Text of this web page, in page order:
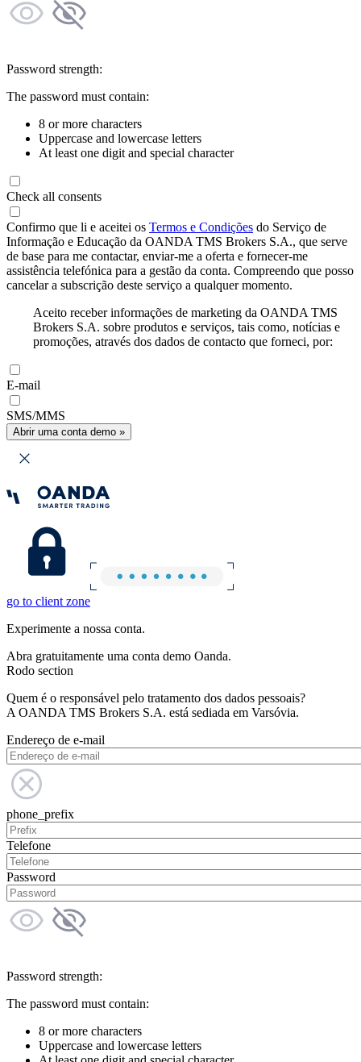
Password strength:
The password must contain:
8 or more characters
Uppercase and lowercase letters
At least one digit and special character
Check all consents
Confirmo que li e aceitei os Termos e Condições do Serviço de
Informação e Educação da OANDA TMS Brokers S.A., que serve
de base para me contactar, enviar-me a oferta e fornecer-me
assistência telefónica para a gestão da conta. Compreendo que posso
cancelar a subscrição deste serviço a qualquer momento.
Aceito receber informações de marketing da OANDA TMS
Brokers S.A. sobre produtos e serviços, tais como, notícias e
promoções, através dos dados de contacto que forneci, por:
E-mail
SMS/MMS
Abrir uma conta demo »
go to client zone
Experimente a nossa conta.
Abra gratuitamente uma conta demo Oanda.
Rodo section
Quem é o responsável pelo tratamento dos dados pessoais?
A OANDA TMS Brokers S.A. está sediada em Varsóvia.
Endereço de e-mail
phone_prefix
Telefone
Password
Password strength:
The password must contain:
8 or more characters
Uppercase and lowercase letters